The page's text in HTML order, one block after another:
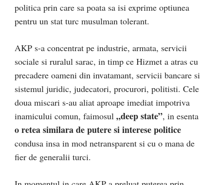
politica prin care sa poata sa isi exprime optiunea
pentru un stat turc musulman tolerant.
AKP s-a concentrat pe industrie, armata, servicii
sociale si ruralul sarac, in timp ce Hizmet a atras cu
precadere oameni din invatamant, servicii bancare si
sistemul juridic, judecatori, procurori, politisti. Cele
doua miscari s-au aliat aproape imediat impotriva
inamicului comun, faimosul „deep state”, in esenta
o retea similara de putere si interese politice
condusa insa in mod netransparent si cu o mana de
fier de generalii turci.